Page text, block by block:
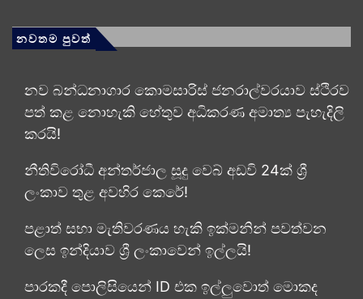
නවතම පුවත්
නව බන්ධනාගාර කොමසාරිස් ජනරාල්වරයාව ස්ථිරව
පත් කළ නොහැකි හේතුව අධිකරණ අමාත්‍ය පැහැදිලි
කරයි!
නීතිවිරෝධී අන්තර්ජාල සූදු වෙබ් අඩවි 24ක් ශ්‍රී
ලංකාව තුළ අවහිර කෙරේ!
පළාත් සභා මැතිවරණය හැකි ඉක්මනින් පවත්වන
ලෙස ඉන්දියාව ශ්‍රී ලංකාවෙන් ඉල්ලයි!
පාරකදී පොලිසියෙන් ID එක ඉල්ලුවොත් මොකද